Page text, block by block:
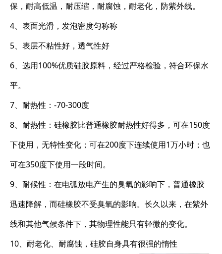
保，耐高低温，耐压缩，耐腐蚀，耐老化，防紫外线。
4、表面光滑，发泡密度匀称称
5、表层不粘性好，透气性好
6、选用100%优质硅胶原料，经过严格检验，符合环保水
平。
7、耐热性：-70-300度
8、耐热性：硅橡胶比普通橡胶耐热性好得多，可在150度
下使用，无特性变化；可在200度下连续使用1万小时；也
可在350度下使用一段时间。
9、耐候性：在电弧放电产生的臭氧的影响下，普通橡胶
迅速降解，而硅橡胶不受臭氧的影响。长久以来，在紫外
线和其他气候条件下，其物理性能只有轻微的变化。
10、耐老化、耐腐蚀，硅胶自身具有很强的惰性